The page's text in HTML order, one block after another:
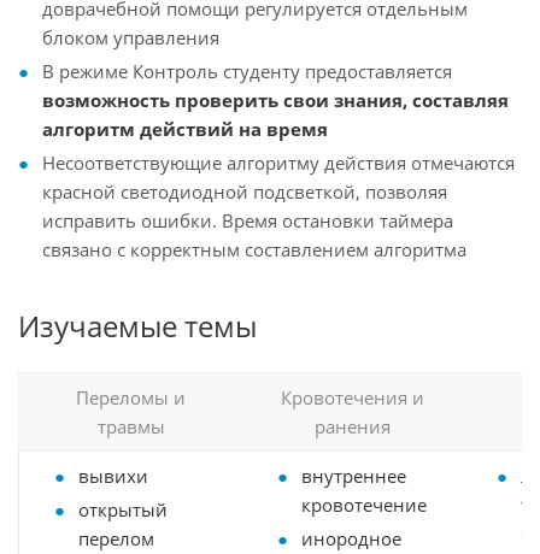
доврачебной помощи регулируется отдельным
блоком управления
В режиме Контроль студенту предоставляется
возможность проверить свои знания, составляя
алгоритм действий на время
Несоответствующие алгоритму действия отмечаются
красной светодиодной подсветкой, позволяя
исправить ошибки. Время остановки таймера
связано с корректным составлением алгоритма
Изучаемые темы
Переломы и
травмы
Кровотечения и
ранения
вывихи
открытый
перелом
внутреннее
кровотечение
инородное